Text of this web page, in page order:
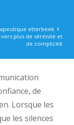
etterbeek
plus de sérénité et
de complicité
de
Lorsque les
les silences